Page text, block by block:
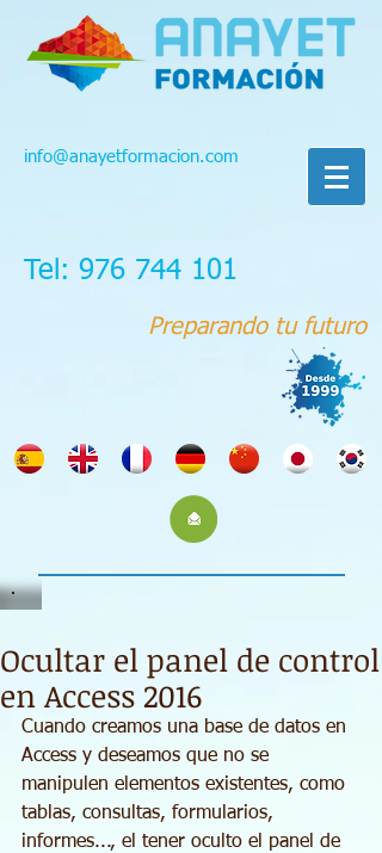
info@anayetformacion.com
Tel: 976 744 101
Preparando tu futuro
Ocultar el panel de control
en Access 2016
Cuando creamos una base de datos en
Access y deseamos que no se
manipulen elementos existentes, como
tablas, consultas, formularios,
informes..., el tener oculto el panel de